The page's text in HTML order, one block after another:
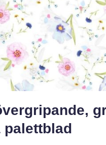
palettblad